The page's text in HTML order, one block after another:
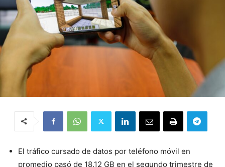
El tráfico cursado de datos por teléfono móvil en
promedio pasó de 18.12 GB en el segundo trimestre de